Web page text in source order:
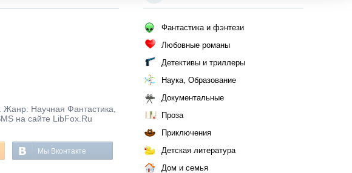
Научная Фантастика,
на сайте LibFox.Ru
Мы Вконтакте
Фантастика и фэнтези
Любовные романы
Детективы и триллеры
Наука, Образование
Документальные
Проза
Приключения
Детская литература
Дом и семья